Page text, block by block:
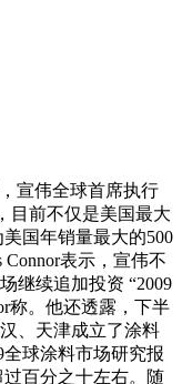
宣伟全球首席执行
目前不仅是美国最大
国年销量最大的500
表示，宣伟不
继续追加投资 “2009
称。他还透露，下半
、天津成立了涂料
球涂料市场研究报
百分之十左右。随